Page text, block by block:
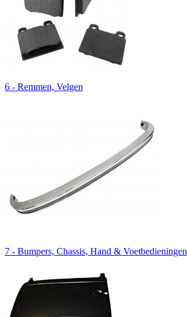
6 - Remmen, Velgen
7 - Bumpers, Chassis, Hand & Voetbedieningen